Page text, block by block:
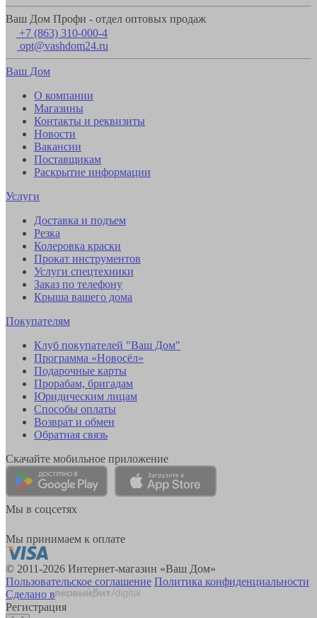
Ваш Дом Профи - отдел оптовых продаж
+7 (863) 310-000-4
opt@vashdom24.ru
Ваш Дом
О компании
Магазины
Контакты и реквизиты
Новости
Вакансии
Поставщикам
Раскрытие информации
Услуги
Доставка и подъем
Резка
Колеровка краски
Прокат инструментов
Услуги спецтехники
Заказ по телефону
Крыша вашего дома
Покупателям
Клуб покупателей "Ваш Дом"
Программа «Новосёл»
Подарочные карты
Прорабам, бригадам
Юридическим лицам
Способы оплаты
Возврат и обмен
Обратная связь
Скачайте мобильное приложение
Мы в соцсетях
Мы принимаем к оплате
© 2011-2026 Интернет-магазин «Ваш Дом»
Пользовательское соглашение Политика конфиденциальности
Сделано в
Регистрация